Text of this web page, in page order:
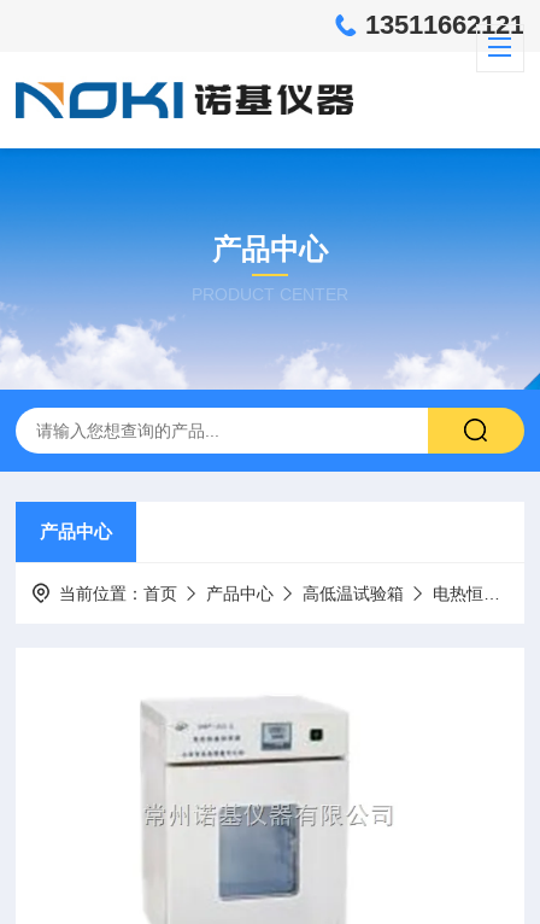
13511662121
产品中心
PRODUCT CENTER
产品中心
当前位置：首页 产品中心 高低温试验箱 电热恒温培养箱